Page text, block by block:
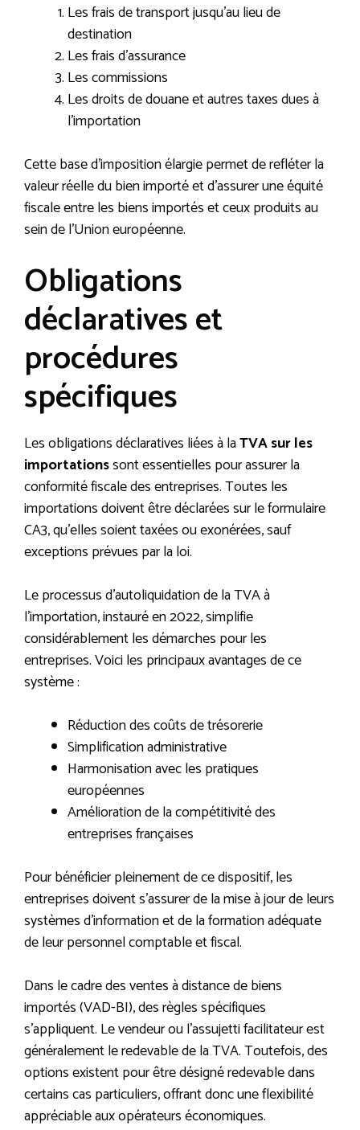
Les frais de transport jusqu’au lieu de
destination
Les frais d’assurance
Les commissions
Les droits de douane et autres taxes dues à
l’importation
Cette base d’imposition élargie permet de refléter la
valeur réelle du bien importé et d’assurer une équité
fiscale entre les biens importés et ceux produits au
sein de l’Union européenne.
Obligations
déclaratives et
procédures
spécifiques
Les obligations déclaratives liées à laTVA sur les
importationssont essentielles pour assurer la
conformité fiscale des entreprises. Toutes les
importations doivent être déclarées sur le formulaire
CA3, qu’elles soient taxées ou exonérées, sauf
exceptions prévues par la loi.
Le processus d’autoliquidation de la TVA à
l’importation, instauré en 2022, simplifie
considérablement les démarches pour les
entreprises. Voici les principaux avantages de ce
système :
Réduction des coûts de trésorerie
Simplification administrative
Harmonisation avec les pratiques
européennes
Amélioration de la compétitivité des
entreprises françaises
Pour bénéficier pleinement de ce dispositif, les
entreprises doivent s’assurer de la mise à jour de leurs
systèmes d’information et de la formation adéquate
de leur personnel comptable et fiscal.
Dans le cadre des ventes à distance de biens
importés (VAD-BI), des règles spécifiques
s’appliquent. Le vendeur ou l’assujetti facilitateur est
généralement le redevable de la TVA. Toutefois, des
options existent pour être désigné redevable dans
certains cas particuliers, offrant donc une flexibilité
appréciable aux opérateurs économiques.